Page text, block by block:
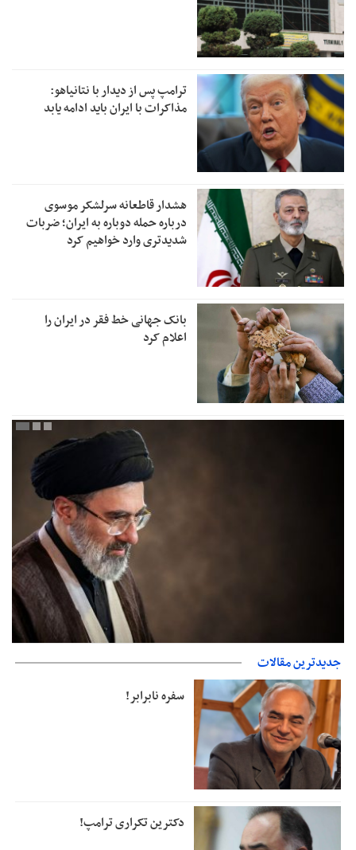
ترامپ پس از دیدار با نتانیاهو:
مذاکرات با ایران باید ادامه یابد
هشدار قاطعانه سرلشکر موسوی
درباره حمله دوباره به ایران؛ ضربات
شدیدتری وارد خواهیم کرد
بانک جهانی خط فقر در ایران را
اعلام کرد
دفتر رهبر انقلاب: مطالب خارج از مراجع رسمی فاقد سندیت است
جدیدترین مقالات
سفره نابرابر!
دکترین تکراری ترامپ!